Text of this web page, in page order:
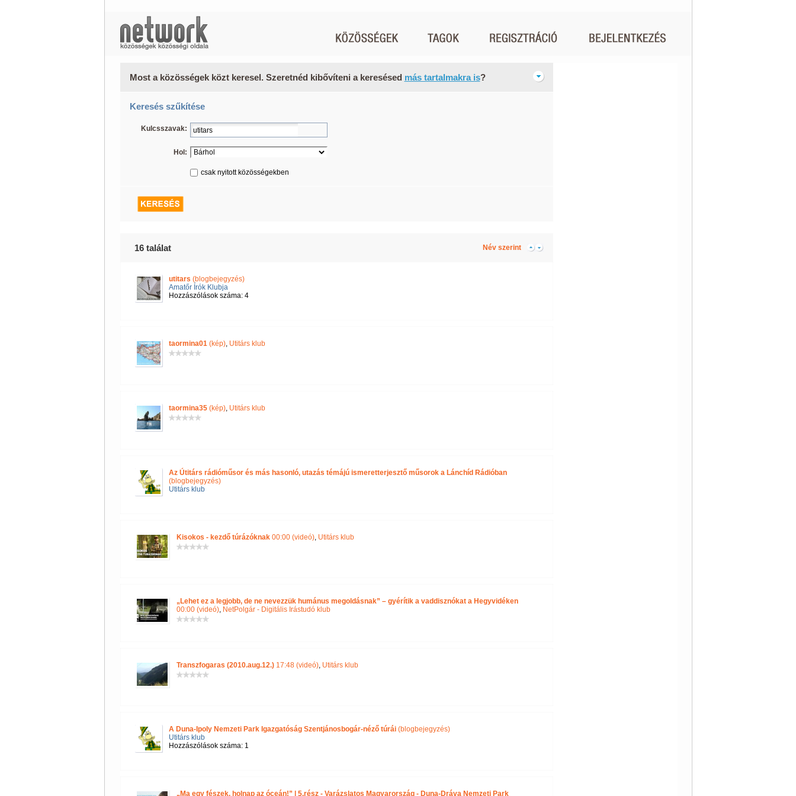
Most a közösségek közt keresel. Szeretnéd kibővíteni a keresésed más tartalmakra is?
Keresés szűkítése
Kulcsszavak:
Hol:
csak nyitott közösségekben
16 találat Név szerint
utitars (blogbejegyzés)
Amatőr Írók Klubja
Hozzászólások száma: 4
taormina01(kép), Utitárs klub
taormina35(kép), Utitárs klub
Az Útitárs rádióműsor és más hasonló, utazás témájú ismeretterjesztő műsorok a Lánchíd Rádióban
(blogbejegyzés)
Utitárs klub
Kisokos - kezdő túrázóknak00:00 (videó), Utitárs klub
„Lehet ez a legjobb, de ne nevezzük humánus megoldásnak” – gyérítik a vaddisznókat a Hegyvidéken
00:00 (videó), NetPolgár - Digitális Irástudó klub
Transzfogaras (2010.aug.12.)17:48 (videó), Utitárs klub
A Duna-Ipoly Nemzeti Park Igazgatóság Szentjánosbogár-néző túrái(blogbejegyzés)
Utitárs klub
Hozzászólások száma: 1
„Ma egy fészek, holnap az óceán!” | 5.rész - Varázslatos Magyarország - Duna-Dráva Nemzeti Park